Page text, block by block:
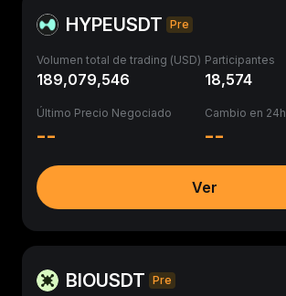
HYPEUSDT Pre
Volumen total de trading (USD)
189,079,546
Participantes
18,574
Último Precio Negociado
--
Cambio en 24h
--
Ver
BIOUSDT Pre